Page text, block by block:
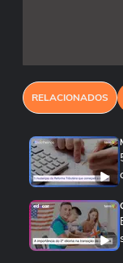
maior parte
bancos
pagamento já
definido por
critérios de
estabelecidos
segundo
no volume
RELACIONADOS